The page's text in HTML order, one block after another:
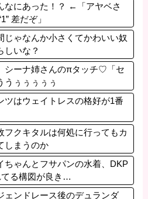
なにあった！？ ←「アヤベさ
差だぞ」
じゃなんか小さくてかわいい奴
しいな？
シーナ姉さんのπタッチ♡「セ
うぅぅぅぅぅ
！」
ツはウェイトレスの格好が1番
フクキタルは何処に行ってもカ
しまうのか
ちゃんとフサパンの水着、DKP
る構図が良き…
ェンドレース後のデュランダ